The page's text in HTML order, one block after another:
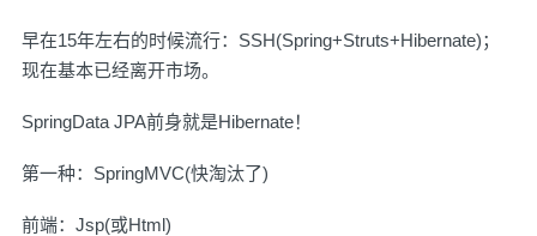
早在15年左右的时候流行：SSH(Spring+Struts+Hibernate)；
现在基本已经离开市场。
SpringData JPA前身就是Hibernate！
第一种：SpringMVC(快淘汰了)
前端：Jsp(或Html)